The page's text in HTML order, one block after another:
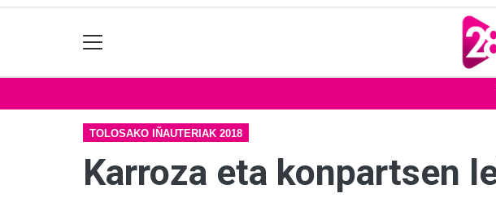
TOLOSAKO IÑAUTERIAK 2018
Karroza eta konpartsen